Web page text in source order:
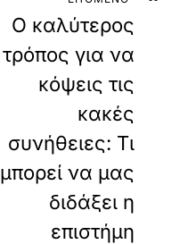
Ο καλύτερος
τρόπος για να
κόψεις τις
κακές
συνήθειες: Τι
μπορεί να μας
διδάξει η
επιστήμη